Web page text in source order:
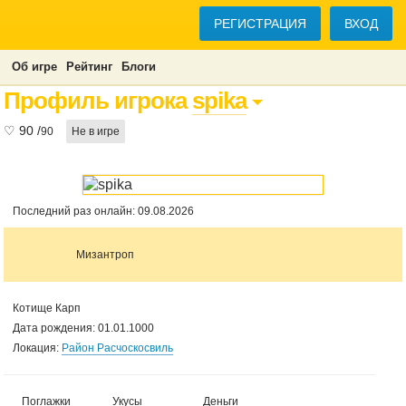
РЕГИСТРАЦИЯ ВХОД
Об игре Рейтинг Блоги
Профиль игрокаspika
♡90 /90 Не в игре
Последний раз онлайн: 09.08.2026
Мизантроп
Котище Карп
Дата рождения: 01.01.1000
Локация: Район Расчоскосвиль
Поглажки Укусы Деньги